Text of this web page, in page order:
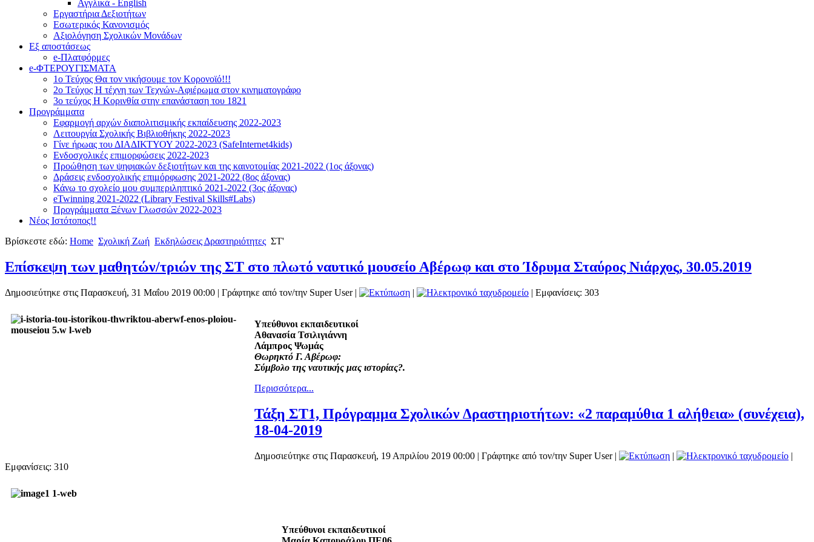
Αγγλικά - English
Εργαστήρια Δεξιοτήτων
Εσωτερικός Κανονισμός
Αξιολόγηση Σχολικών Μονάδων
Εξ αποστάσεως
e-Πλατφόρμες
e-ΦΤΕΡΟΥΓΙΣΜΑΤΑ
1ο Τεύχος Θα τον νικήσουμε τον Κορονοϊό!!!
2ο Τεύχος Η τέχνη των Τεχνών-Αφιέρωμα στον κινηματογράφο
3ο τεύχος Η Κορινθία στην επανάσταση του 1821
Προγράμματα
Εφαρμογή αρχών διαπολιτισμικής εκπαίδευσης 2022-2023
Λειτουργία Σχολικής Βιβλιοθήκης 2022-2023
Γίνε ήρωας του ΔΙΑΔΙΚΤΥΟΥ 2022-2023 (SafeInternet4kids)
Ενδοσχολικές επιμορφώσεις 2022-2023
Προώθηση των ψηφιακών δεξιοτήτων και της καινοτομίας 2021-2022 (1ος άξονας)
Δράσεις ενδοσχολικής επιμόρφωσης 2021-2022 (8ος άξονας)
Κάνω το σχολείο μου συμπεριληπτικό 2021-2022 (3ος άξονας)
eTwinning 2021-2022 (Library Festival Skills#Labs)
Προγράμματα Ξένων Γλωσσών 2022-2023
Νέος Ιστότοπος!!
Βρίσκεστε εδώ: Home Σχολική Ζωή Εκδηλώσεις Δραστηριότητες ΣΤ'
Επίσκεψη των μαθητών/τριών της ΣΤ στο πλωτό ναυτικό μουσείο Αβέρωφ και στο Ίδρυμα Σταύρος Νιάρχος, 30.05.2019
Δημοσιεύτηκε στις Παρασκευή, 31 Μαΐου 2019 00:00 | Γράφτηκε από τον/την Super User| | | Εμφανίσεις: 303
Υπεύθυνοι εκπαιδευτικοί
Αθανασία Τσιλιγιάννη
Λάμπρος Ψωμάς
Θωρηκτό Γ. Αβέρωφ:
Σύμβολο της ναυτικής μας ιστορίας?.
Περισσότερα...
Τάξη ΣΤ1, Πρόγραμμα Σχολικών Δραστηριοτήτων: «2 παραμύθια 1 αλήθεια» (συνέχεια),
18-04-2019
Δημοσιεύτηκε στις Παρασκευή, 19 Απριλίου 2019 00:00 | Γράφτηκε από τον/την Super User| |
|
Εμφανίσεις: 310
Υπεύθυνοι εκπαιδευτικοί